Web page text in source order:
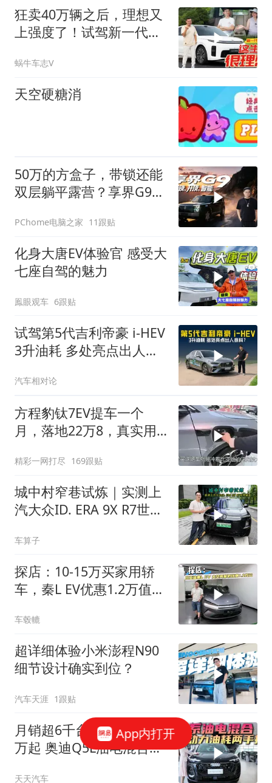
狂卖40万辆之后，理想又
上强度了！试驾新一代理
蜗牛车志V
天空硬糖消
50万的方盒子，带锁还能
双层躺平露营？享界G9实
PChome电脑之家 11跟贴
化身大唐EV体验官 感受大
七座自驾的魅力
鳯眼观车 6跟贴
试驾第5代吉利帝豪 i-HEV
3升油耗 多处亮点出人意
汽车相对论
方程豹钛7EV提车一个
月，落地22万8，真实用
精彩一网打尽 169跟贴
城中村窄巷试炼｜实测上
汽大众ID. ERA 9X R7世界
车算子
探店：10-15万买家用轿
车，秦L EV优惠1.2万值得
车毂轆
超详细体验小米澎程N90
细节设计确实到位？
汽车天涯 1跟贴
月销超6千台 终端优惠11
万起 奥迪Q5L油电混合版
天天汽车
App内打开